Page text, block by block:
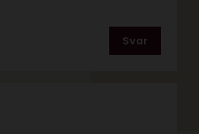
Svar